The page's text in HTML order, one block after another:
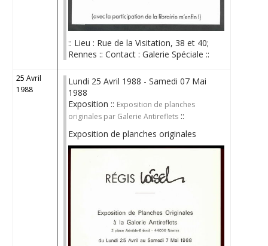
:: Lieu : Rue de la Visitation, 38 et 40;
Rennes :: Contact : Galerie Spéciale ::
25 Avril
1988
Lundi 25 Avril 1988 - Samedi 07 Mai
1988
Exposition :: Exposition de planches
originales par Galerie Antireflets ::
Exposition de planches originales